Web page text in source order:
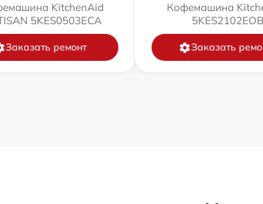
KitchenAid
5KES0503ECA
Заказать ремонт
Кофемашина
5KES2102EOB
Заказать